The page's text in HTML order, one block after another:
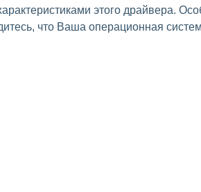
этого драйвера.
что Ваша операционная